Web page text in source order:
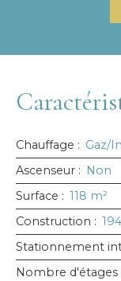
Chauffage : Gaz/
Ascenseur : Non
Surface : 118 m²
Construction :
Stationnement
Nombre